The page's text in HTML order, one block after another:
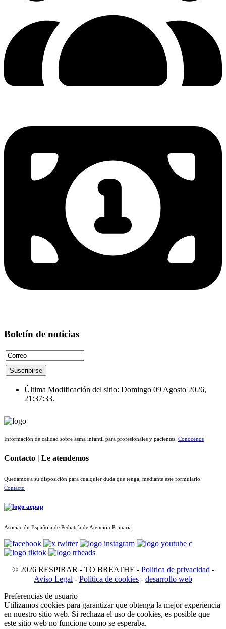
Boletín de noticias
Última Modificación del sitio: Domingo 09 Agosto 2026,
21:37:33.
Información de calidad sobre asma infantil para profesionales y pacientes. Conócenos
Contacto | Le atendemos
Quedamos a su disposición para cualquier duda que tenga, mediante este formulario.
Contacto
Asociación Española de Pediatría de Atención Primaria
© 2026 RESPIRAR - TO BREATHE - Politica de privacidad -
Aviso Legal - Politica de cookies - desarrollo web
Preferencias de usuario
Utilizamos cookies para garantizar que obtenga la mejor experiencia
en nuestro sitio web. Si rechaza el uso de cookies, es posible que
este sitio web no funcione como se esperaba.